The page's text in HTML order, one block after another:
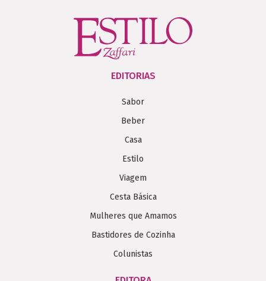
EDITORIAS
Sabor
Beber
Casa
Estilo
Viagem
Cesta Básica
Mulheres que Amamos
Bastidores de Cozinha
Colunistas